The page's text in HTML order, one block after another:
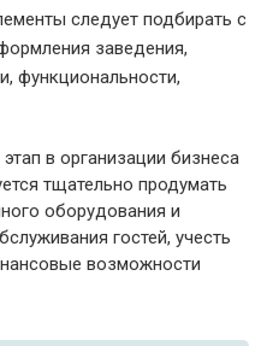
следует подбирать с
заведения,
функциональности,
в организации бизнеса
тщательно продумать
оборудования и
гостей, учесть
возможности